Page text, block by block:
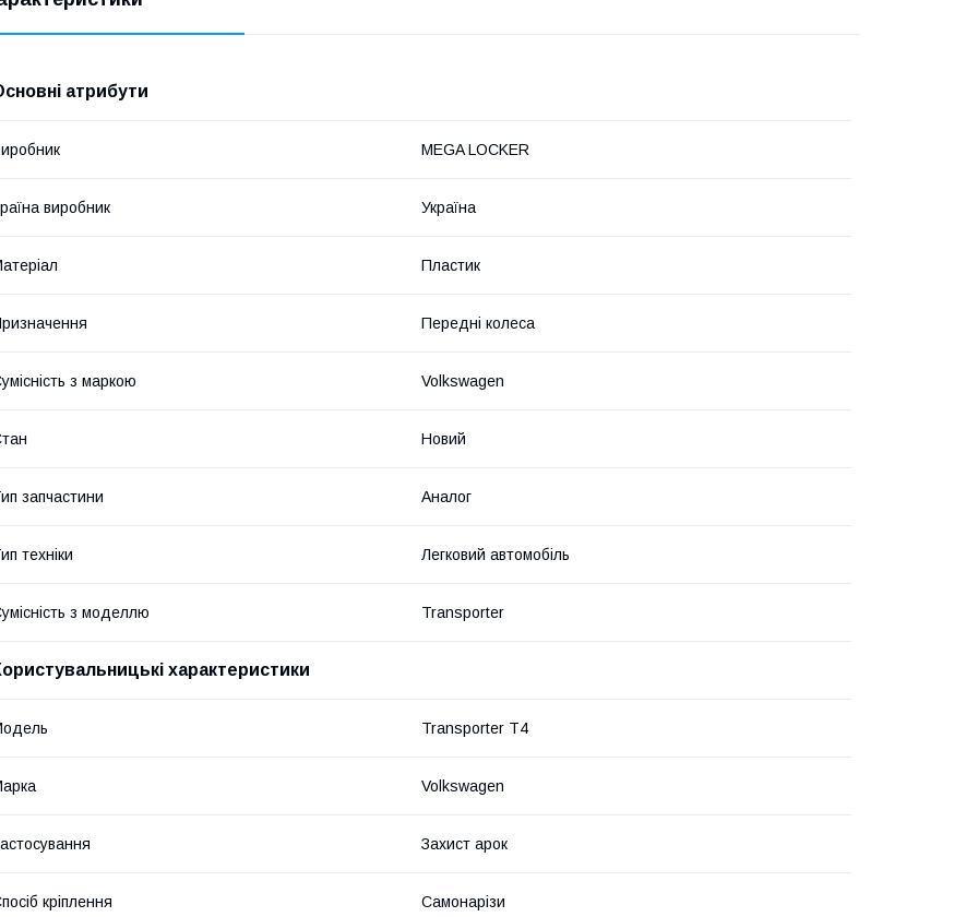
атрибути
MEGA LOCKER
виробник Україна
Пластик
Передні колеса
з маркою Volkswagen
Новий
запчастини Аналог
техніки Легковий автомобіль
з моделлю Transporter
характеристики
Transporter T4
Volkswagen
Захист арок
кріплення Самонарізи